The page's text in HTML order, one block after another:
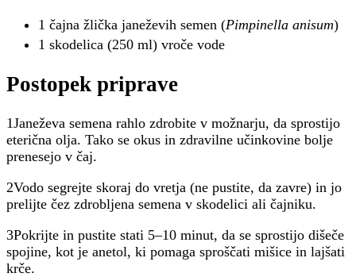
1 čajna žlička janeževih semen (Pimpinella anisum)
1 skodelica (250 ml) vroče vode
Postopek priprave
1Janeževa semena rahlo zdrobite v možnarju, da sprostijo
eterična olja. Tako se okus in zdravilne učinkovine bolje
prenesejo v čaj.
2Vodo segrejte skoraj do vretja (ne pustite, da zavre) in jo
prelijte čez zdrobljena semena v skodelici ali čajniku.
3Pokrijte in pustite stati 5–10 minut, da se sprostijo dišeče
spojine, kot je anetol, ki pomaga sproščati mišice in lajšati
krče.